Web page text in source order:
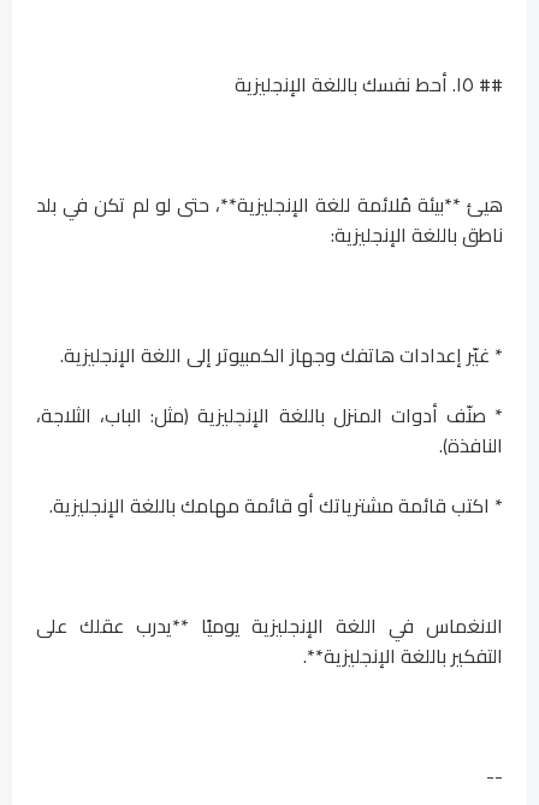
## ١٥. أحط نفسك باللغة الإنجليزية
هيئ **بيئة مُلائمة للغة الإنجليزية**، حتى لو لم تكن في بلد
ناطق باللغة الإنجليزية:
* غيّر إعدادات هاتفك وجهاز الكمبيوتر إلى اللغة الإنجليزية.
* صنّف أدوات المنزل باللغة الإنجليزية (مثل: الباب، الثلاجة،
النافذة).
* اكتب قائمة مشترياتك أو قائمة مهامك باللغة الإنجليزية.
الانغماس في اللغة الإنجليزية يوميًا **يدرب عقلك على
التفكير باللغة الإنجليزية**.
--